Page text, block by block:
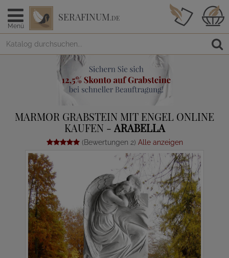
Menü
SERAFINUM.DE
MARMOR GRABSTEIN MIT ENGEL ONLINE
KAUFEN - ARABELLA
(Bewertungen 2) Alle anzeigen